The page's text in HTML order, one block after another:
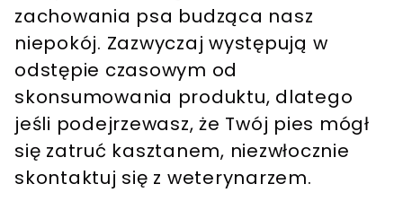
zachowania psa budząca nasz
niepokój. Zazwyczaj występują w
odstępie czasowym od
skonsumowania produktu, dlatego
jeśli podejrzewasz, że Twój pies mógł
się zatruć kasztanem, niezwłocznie
skontaktuj się z weterynarzem.